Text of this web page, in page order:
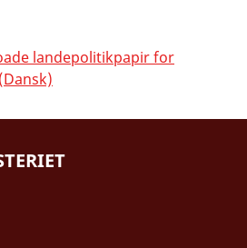
landepolitikpapir for